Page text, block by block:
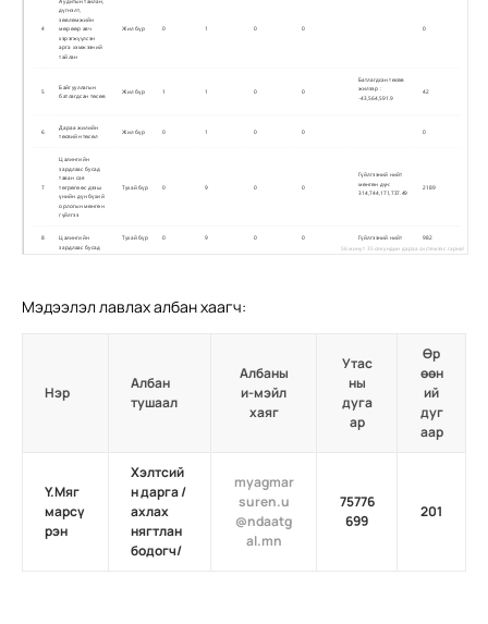
Мэдээлэл лавлах албан хаагч:
Нэр
Албан
тушаал
Албаны
и-мэйл
хаяг
Утас
ны
дуга
ар
Өр
өөн
ий
дуг
аар
Ү.Мяг
марсү
рэн
Хэлтсий
н дарга /
ахлах
нягтлан
бодогч/
myagmar
suren.u
@ndaatg
al.mn
75776
699
201